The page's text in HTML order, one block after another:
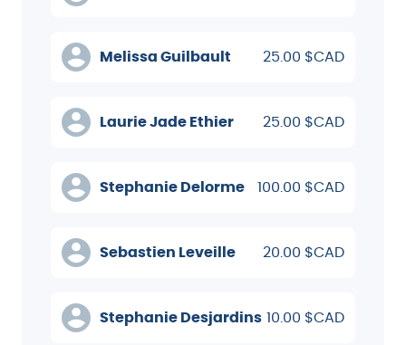
Melissa Guilbault 25.00 $CAD
Laurie Jade Ethier 25.00 $CAD
Stephanie Delorme 100.00 $CAD
Sebastien Leveille 20.00 $CAD
Stephanie Desjardins 10.00 $CAD